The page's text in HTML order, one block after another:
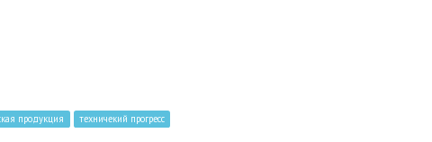
продукция
техничекий прогресс